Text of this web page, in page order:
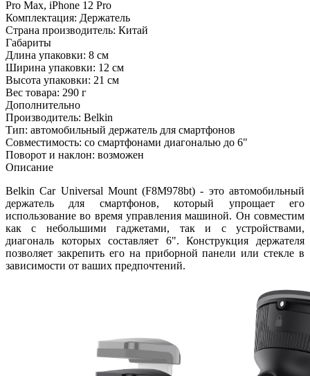
Pro Max, iPhone 12 Pro
Комплектация: Держатель
Страна производитель: Китай
Габариты
Длина упаковки: 8 см
Ширина упаковки: 12 см
Высота упаковки: 21 см
Вес товара: 290 г
Дополнительно
Производитель: Belkin
Тип: автомобильный держатель для смартфонов
Совместимость: со смартфонами диагональю до 6"
Поворот и наклон: возможен
Описание
Belkin Car Universal Mount (F8M978bt) - это автомобильный
держатель для смартфонов, который упрощает его
использование во время управления машиной. Он совместим
как с небольшими гаджетами, так и с устройствами,
диагональ которых составляет 6". Конструкция держателя
позволяет закрепить его на приборной панели или стекле в
зависимости от ваших предпочтений.